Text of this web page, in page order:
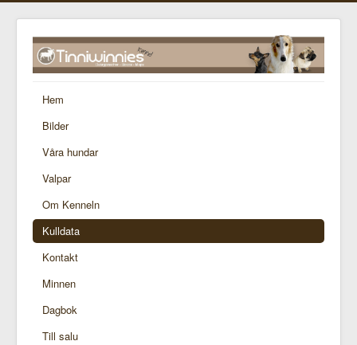
Hem
Bilder
Våra hundar
Valpar
Om Kenneln
Kulldata
Kontakt
Minnen
Dagbok
Till salu